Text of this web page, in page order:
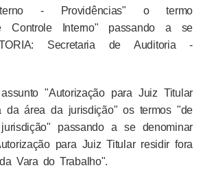
- Providências" o termo
Controle Interno" passando a se
Secretaria de Auditoria -
"Autorização para Juiz Titular
da área da jurisdição" os termos "de
passando a se denominar
para Juiz Titular residir fora
Vara do Trabalho".